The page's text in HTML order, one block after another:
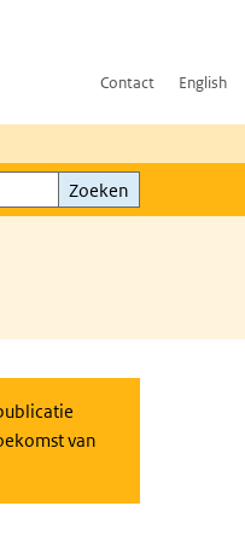
Contact English
Zoeken
van